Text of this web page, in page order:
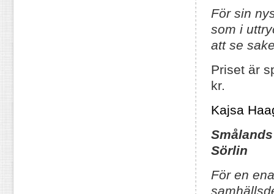
För sin
som i
att se
Priset är
kr.
Kajsa
Sörlin
För en